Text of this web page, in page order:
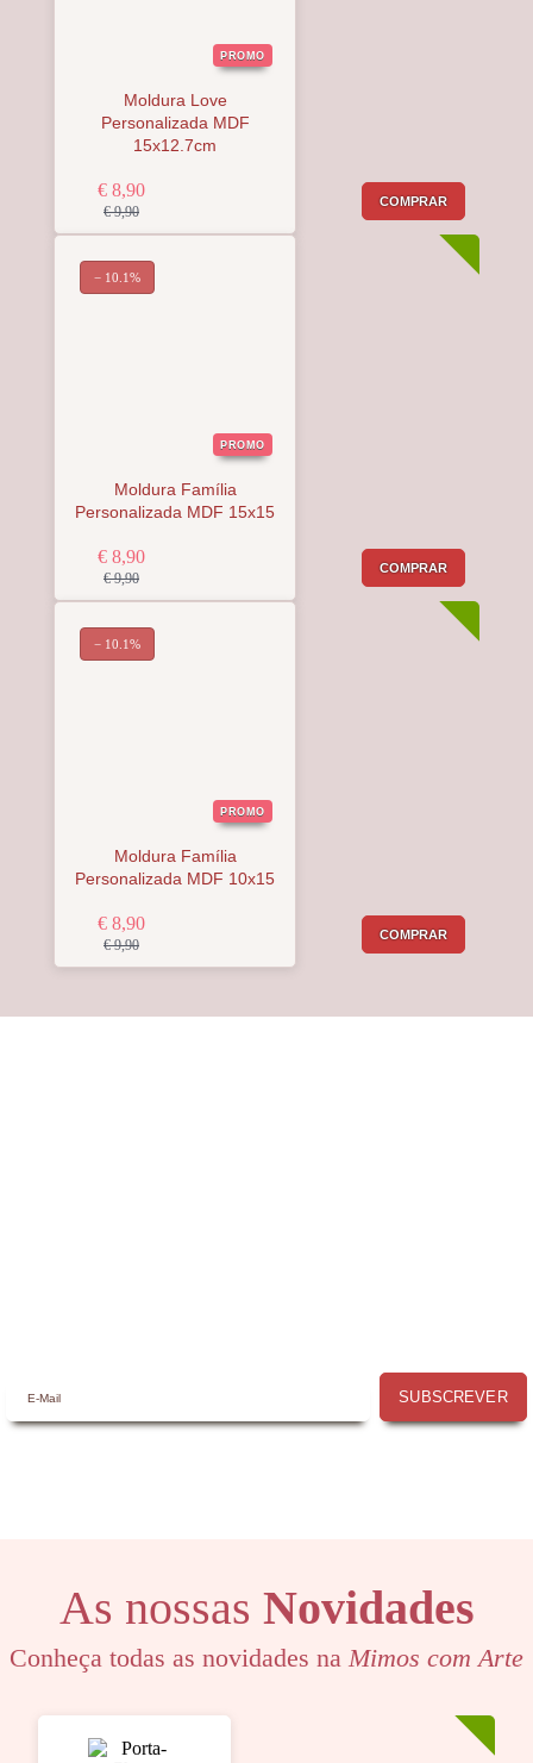
PROMO
Moldura Love
Personalizada MDF
15x12.7cm
€ 8,90
€ 9,90
COMPRAR
PROMO
Moldura Família
Personalizada MDF 15x15
€ 8,90
€ 9,90
COMPRAR
− 10.1%
PROMO
Moldura Família
Personalizada MDF 10x15
€ 8,90
€ 9,90
COMPRAR
− 10.1%
SUBSCREVER
As nossas Novidades
Conheça todas as novidades na Mimos com Arte